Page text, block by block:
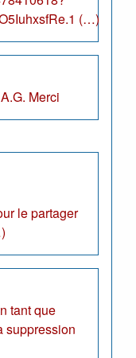
(…)
Merci
le partager
tant que
suppression